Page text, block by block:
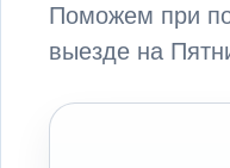
Поможем при
выезде на